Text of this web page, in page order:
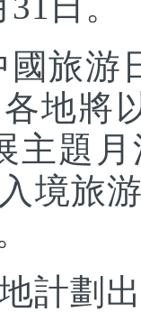
旅游
地將
主題
境旅
劃出